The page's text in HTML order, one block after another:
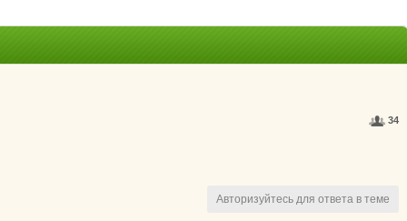
34
Авторизуйтесь для ответа в теме